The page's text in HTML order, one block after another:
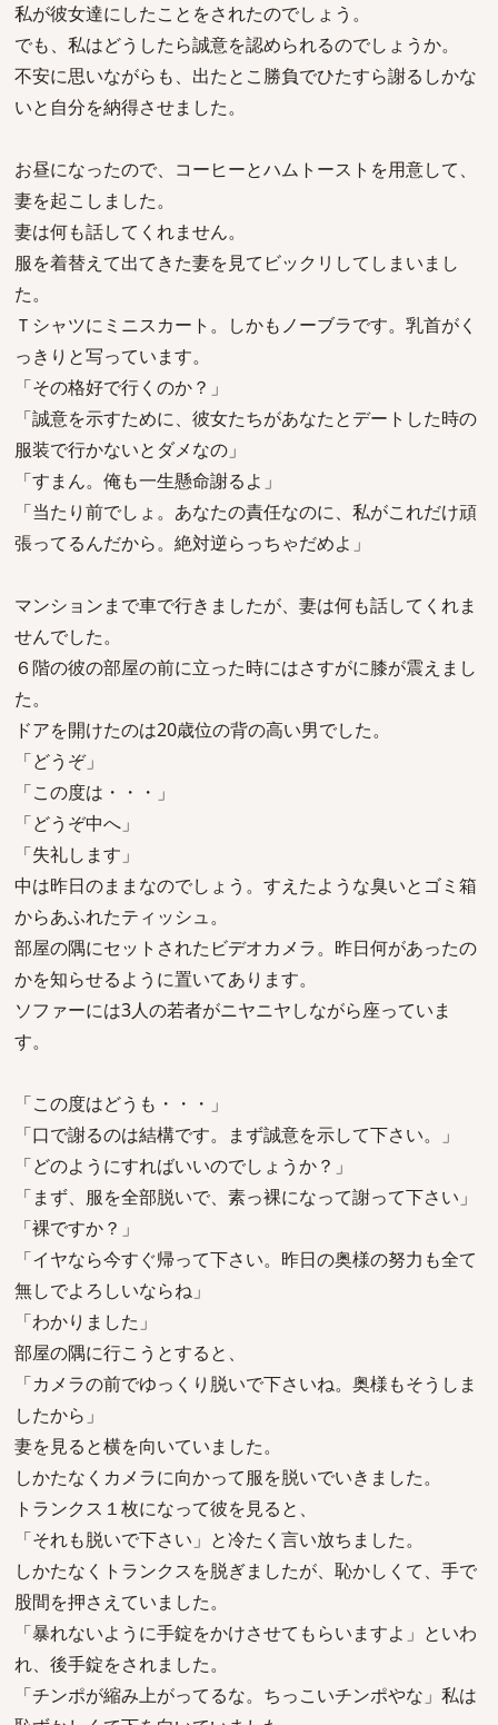
私が彼女達にしたことをされたのでしょう。
でも、私はどうしたら誠意を認められるのでしょうか。
不安に思いながらも、出たとこ勝負でひたすら謝るしかな
いと自分を納得させました。
お昼になったので、コーヒーとハムトーストを用意して、
妻を起こしました。
妻は何も話してくれません。
服を着替えて出てきた妻を見てビックリしてしまいまし
た。
Ｔシャツにミニスカート。しかもノーブラです。乳首がく
っきりと写っています。
「その格好で行くのか？」
「誠意を示すために、彼女たちがあなたとデートした時の
服装で行かないとダメなの」
「すまん。俺も一生懸命謝るよ」
「当たり前でしょ。あなたの責任なのに、私がこれだけ頑
張ってるんだから。絶対逆らっちゃだめよ」
マンションまで車で行きましたが、妻は何も話してくれま
せんでした。
６階の彼の部屋の前に立った時にはさすがに膝が震えまし
た。
ドアを開けたのは20歳位の背の高い男でした。
「どうぞ」
「この度は・・・」
「どうぞ中へ」
「失礼します」
中は昨日のままなのでしょう。すえたような臭いとゴミ箱
からあふれたティッシュ。
部屋の隅にセットされたビデオカメラ。昨日何があったの
かを知らせるように置いてあります。
ソファーには3人の若者がニヤニヤしながら座っていま
す。
「この度はどうも・・・」
「口で謝るのは結構です。まず誠意を示して下さい。」
「どのようにすればいいのでしょうか？」
「まず、服を全部脱いで、素っ裸になって謝って下さい」
「裸ですか？」
「イヤなら今すぐ帰って下さい。昨日の奥様の努力も全て
無しでよろしいならね」
「わかりました」
部屋の隅に行こうとすると、
「カメラの前でゆっくり脱いで下さいね。奥様もそうしま
したから」
妻を見ると横を向いていました。
しかたなくカメラに向かって服を脱いでいきました。
トランクス１枚になって彼を見ると、
「それも脱いで下さい」と冷たく言い放ちました。
しかたなくトランクスを脱ぎましたが、恥かしくて、手で
股間を押さえていました。
「暴れないように手錠をかけさせてもらいますよ」といわ
れ、後手錠をされました。
「チンポが縮み上がってるな。ちっこいチンポやな」私は